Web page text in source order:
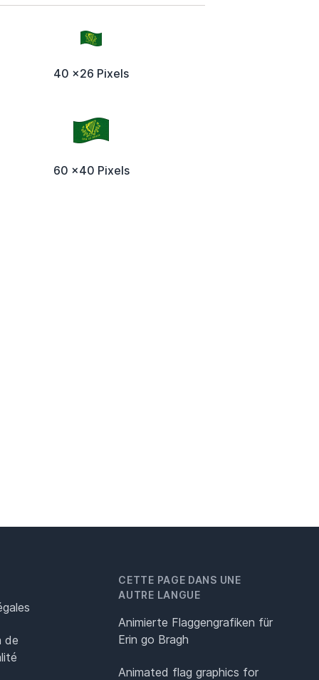
40 x26 Pixels
60 x40 Pixels
de
CETTE PAGE DANS UNE
AUTRE LANGUE
Animierte Flaggengrafiken für
Erin go Bragh
Animated flag graphics for